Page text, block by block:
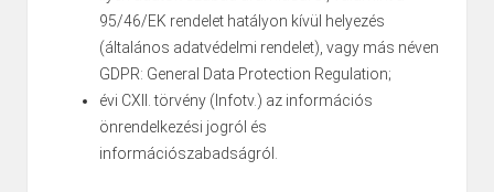
95/46/EK rendelet hatályon kívül helyezés
(általános adatvédelmi rendelet), vagy más néven
GDPR: General Data Protection Regulation;
évi CXII. törvény (Infotv.) az információs
önrendelkezési jogról és
információszabadságról